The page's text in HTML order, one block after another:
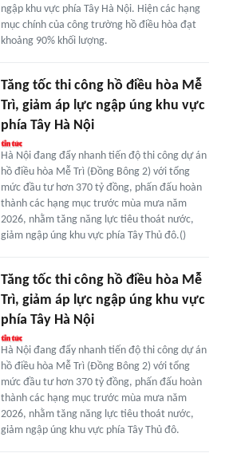
ngập khu vực phía Tây Hà Nội. Hiện các hạng
mục chính của công trường hồ điều hòa đạt
khoảng 90% khối lượng.
Tăng tốc thi công hồ điều hòa Mễ
Trì, giảm áp lực ngập úng khu vực
phía Tây Hà Nội
Hà Nội đang đẩy nhanh tiến độ thi công dự án
hồ điều hòa Mễ Trì (Đồng Bông 2) với tổng
mức đầu tư hơn 370 tỷ đồng, phấn đấu hoàn
thành các hạng mục trước mùa mưa năm
2026, nhằm tăng năng lực tiêu thoát nước,
giảm ngập úng khu vực phía Tây Thủ đô.()
Tăng tốc thi công hồ điều hòa Mễ
Trì, giảm áp lực ngập úng khu vực
phía Tây Hà Nội
Hà Nội đang đẩy nhanh tiến độ thi công dự án
hồ điều hòa Mễ Trì (Đồng Bông 2) với tổng
mức đầu tư hơn 370 tỷ đồng, phấn đấu hoàn
thành các hạng mục trước mùa mưa năm
2026, nhằm tăng năng lực tiêu thoát nước,
giảm ngập úng khu vực phía Tây Thủ đô.